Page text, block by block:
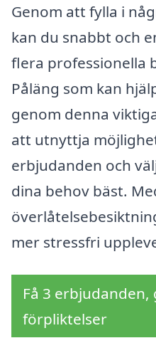
Genom att fylla i
kan du snabbt och
flera professionella
Påläng som kan
genom denna
att utnyttja
erbjudanden och
dina behov bäst.
mer stressfri
Få 3
förpliktelser